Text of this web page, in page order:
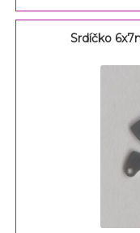
Srdíčko